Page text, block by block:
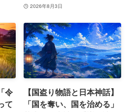
2026年8月3日
令
て
【国盗り物語と日本神話】
「国を奪い、国を治める」